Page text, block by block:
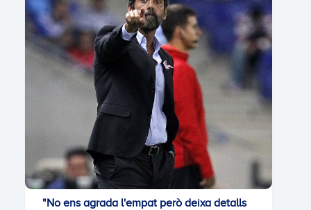
"No ens agrada l'empat però deixa detalls